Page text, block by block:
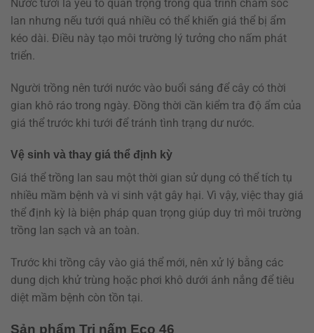
Nước tưới là yếu tố quan trọng trong quá trình chăm sóc
lan nhưng nếu tưới quá nhiều có thể khiến giá thể bị ẩm
kéo dài. Điều này tạo môi trường lý tưởng cho nấm phát
triển.
Người trồng nên tưới nước vào buổi sáng để cây có thời
gian khô ráo trong ngày. Đồng thời cần kiểm tra độ ẩm của
giá thể trước khi tưới để tránh tình trạng dư nước.
Vệ sinh và thay giá thể định kỳ
Giá thể trồng lan sau một thời gian sử dụng có thể tích tụ
nhiều mầm bệnh và vi sinh vật gây hại. Vì vậy, việc thay giá
thể định kỳ là biện pháp quan trọng giúp duy trì môi trường
trồng lan sạch và an toàn.
Trước khi trồng cây vào giá thể mới, nên xử lý bằng các
dung dịch khử trùng hoặc phơi khô dưới ánh nắng để tiêu
diệt mầm bệnh còn tồn tại.
Sản phẩm Trị nấm Eco 46